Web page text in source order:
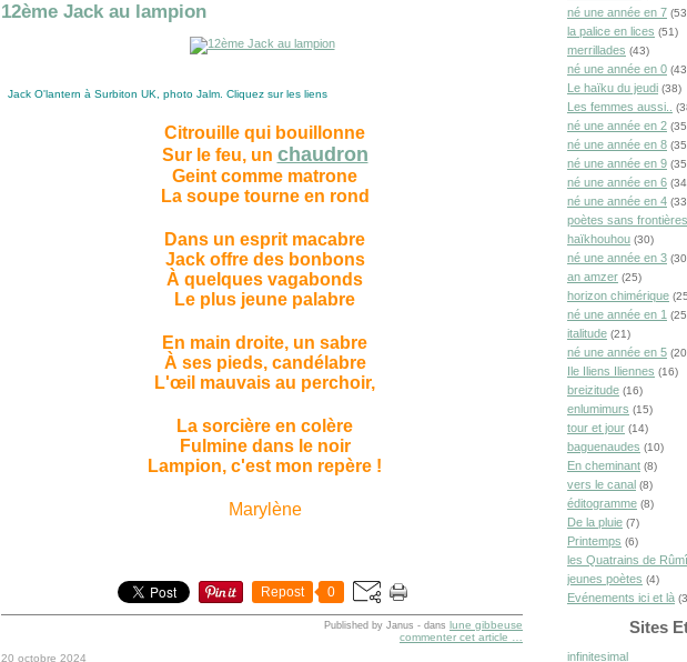
12ème Jack au lampion
Jack O'lantern à Surbiton UK, photo Jalm. Cliquez sur les liens
Citrouille qui bouillonne
Sur le feu, un chaudron
Geint comme matrone
La soupe tourne en rond
Dans un esprit macabre
Jack offre des bonbons
À quelques vagabonds
Le plus jeune palabre
En main droite, un sabre
À ses pieds, candélabre
L'œil mauvais au perchoir,
La sorcière en colère
Fulmine dans le noir
Lampion, c'est mon repère !
Marylène
Repost 0
Published by Janus - dans lune gibbeuse
commenter cet article
20 octobre 2024
né une année en 7
la palice en lices (51)
merrillades (43)
né une année en 0
Le haïku du jeudi (38)
Les femmes aussi..
né une année en 2
né une année en 8
né une année en 9
né une année en 6
né une année en 4
poètes sans frontières
haïkhouhou (30)
né une année en 3
an amzer (25)
horizon chimérique
né une année en 1
italitude (21)
né une année en 5
Ile Iliens Iliennes (16)
breizitude (16)
enlumimurs (15)
tour et jour (14)
baguenaudes (10)
En cheminant (8)
vers le canal (8)
éditogramme (8)
De la pluie (7)
Printemps (6)
les Quatrains de Rûmî
jeunes poètes (4)
Evénements ici et là
Sites
infinitesimal